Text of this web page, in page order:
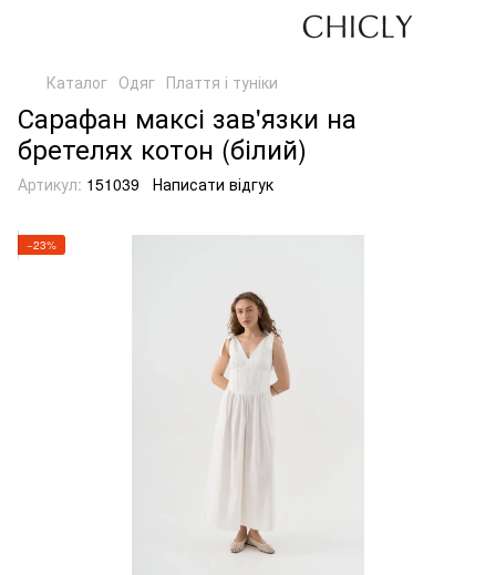
Каталог Одяг Плаття і туніки
Сарафан максі зав'язки на
бретелях котон (білий)
Артикул: 151039 Написати відгук
−23%